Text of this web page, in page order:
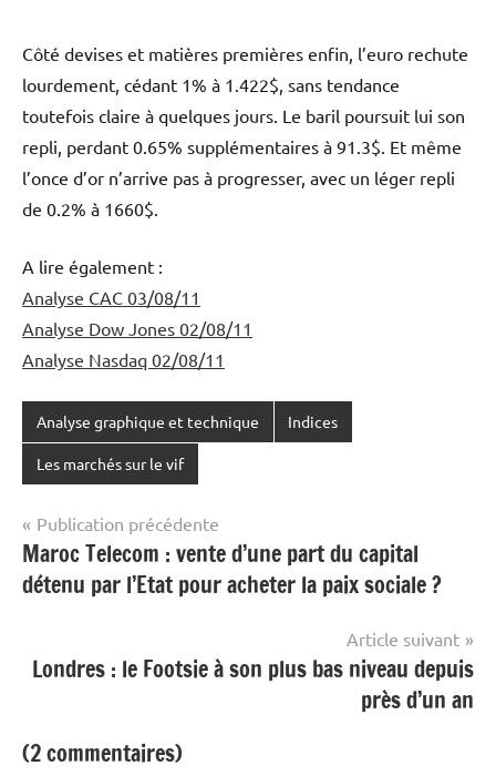
Côté devises et matières premières enfin, l’euro rechute
lourdement, cédant 1% à 1.422$, sans tendance
toutefois claire à quelques jours. Le baril poursuit lui son
repli, perdant 0.65% supplémentaires à 91.3$. Et même
l’once d’or n’arrive pas à progresser, avec un léger repli
de 0.2% à 1660$.
A lire également :
Analyse CAC 03/08/11
Analyse Dow Jones 02/08/11
Analyse Nasdaq 02/08/11
Analyse graphique et technique Indices
Les marchés sur le vif
Navigation
de
l’article
Publication précédente
Maroc Telecom : vente d’une part du capital
détenu par l’Etat pour acheter la paix sociale ?
Article suivant
Londres : le Footsie à son plus bas niveau depuis
près d’un an
(2 commentaires)